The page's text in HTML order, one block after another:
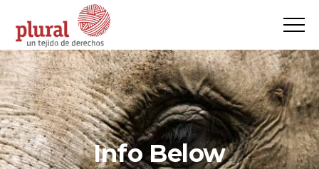
Info Below